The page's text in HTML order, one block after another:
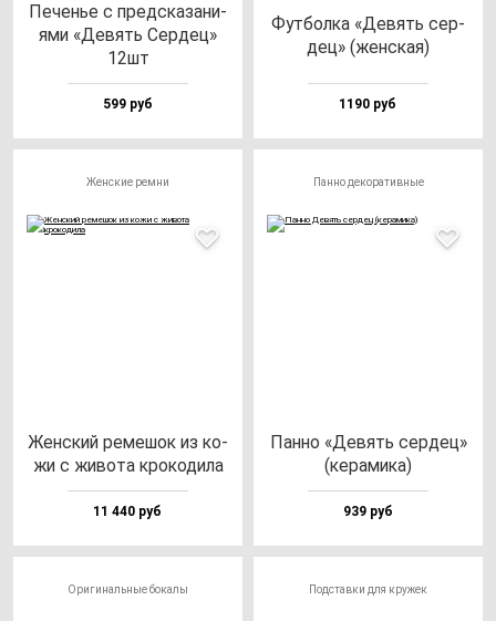
Печенье с пред­ска­за­ни­
ями «Девять Сер­дец»
12шт
599 руб
Фут­бол­ка «Девять cер­
дец» (жен­ская)
1190 руб
Женские ремни
Жен­ский ре­ме­шок из ко­
жи с жи­во­та кро­ко­ди­ла
11 440 руб
Панно декоративные
Пан­но «Девять сер­дец»
(ке­ра­ми­ка)
939 руб
Оригинальные бокалы Подставки для кружек